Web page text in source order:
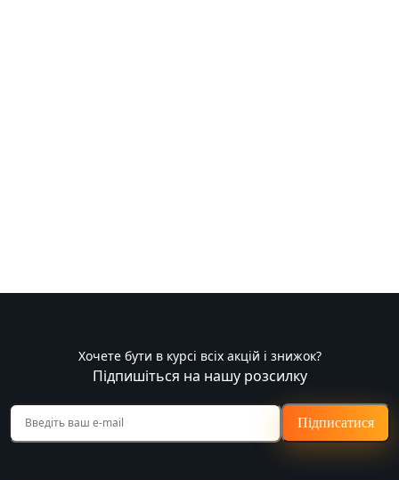
Хочете бути в курсі всіх акцій і знижок?
Підпишіться на нашу розсилку
Підписатися